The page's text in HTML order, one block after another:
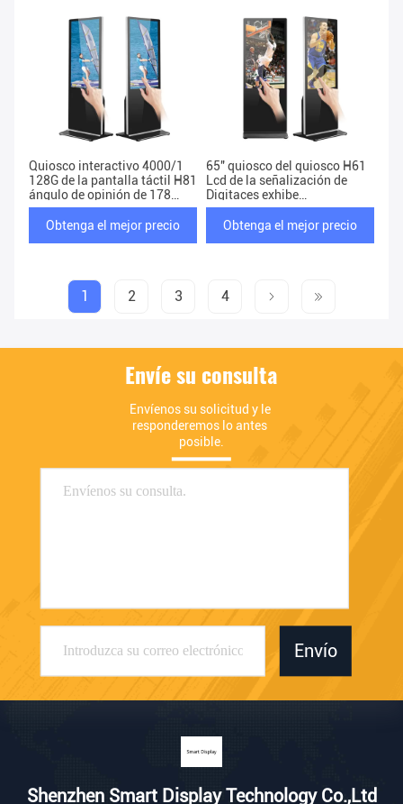
Quiosco interactivo 4000/1
128G de la pantalla táctil H81
ángulo de opinión de 178
grados
Obtenga el mejor precio
65" quiosco del quiosco H61
Lcd de la señalización de
Digitaces exhibe
1428.48*803.52m m
Obtenga el mejor precio
1 2 3 4
Envíe su consulta
Envíenos su solicitud y le
responderemos lo antes
posible.
Envío
Shenzhen Smart Display Technology Co.,Ltd